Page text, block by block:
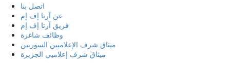
اتصل بنا
عن آرتا إف إم
فريق آرتا إف إم
وظائف شاغرة
ميثاق شرف الإعلاميين السوريين
ميثاق شرف إعلاميي الجزيرة